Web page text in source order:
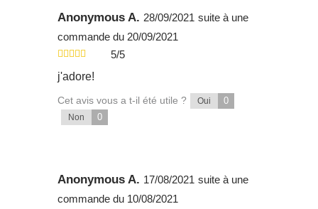
Anonymous A. 28/09/2021 suite à une
commande du 20/09/2021
5/5
j'adore!
Cet avis vous a t-il été utile ? Oui 0
Non 0
Anonymous A. 17/08/2021 suite à une
commande du 10/08/2021